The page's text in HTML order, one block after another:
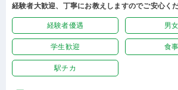
経験者大歓迎、丁寧にお教えしますのでご安心く
経験者優遇 男
学生歓迎 食
駅チカ